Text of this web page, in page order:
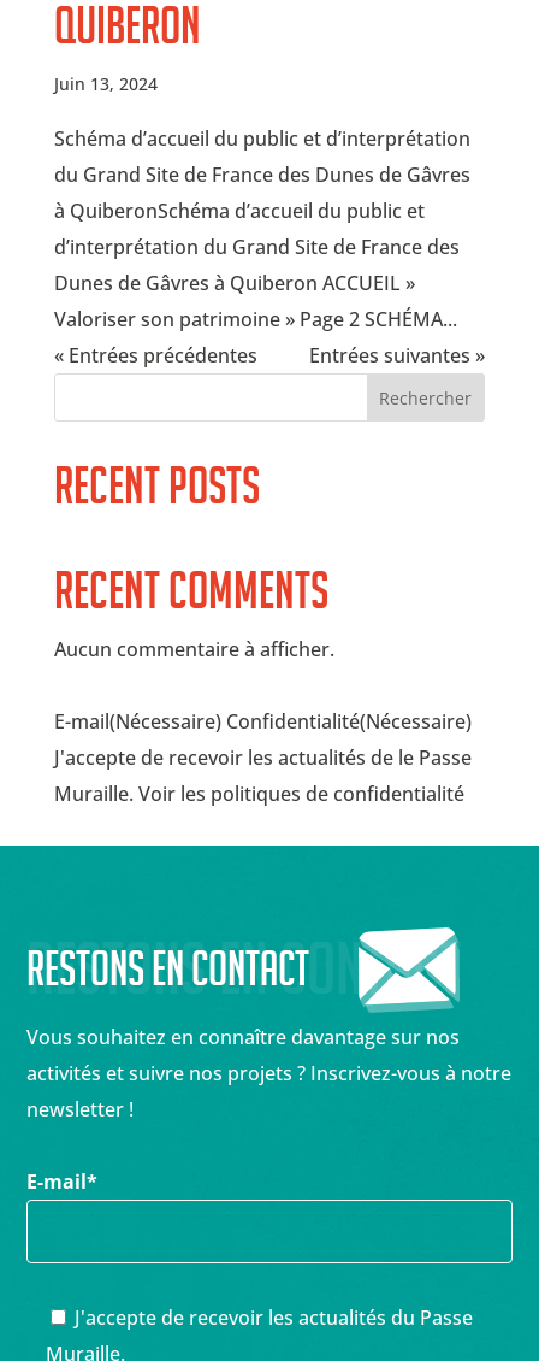
Quiberon
Juin 13, 2024
Schéma d’accueil du public et d’interprétation
du Grand Site de France des Dunes de Gâvres
à QuiberonSchéma d’accueil du public et
d’interprétation du Grand Site de France des
Dunes de Gâvres à Quiberon ACCUEIL »
Valoriser son patrimoine » Page 2 SCHÉMA...
« Entrées précédentes
Entrées suivantes »
Rechercher
Recent Posts
Recent Comments
Aucun commentaire à afficher.
E-mail(Nécessaire) Confidentialité(Nécessaire)
J'accepte de recevoir les actualités de le Passe
Muraille. Voir les politiques de confidentialité
Restons en contact
Restons en contact
Vous souhaitez en connaître davantage sur nos
activités et suivre nos projets ? Inscrivez-vous à notre
newsletter !
E-mail*
J'accepte de recevoir les actualités du Passe
Muraille.